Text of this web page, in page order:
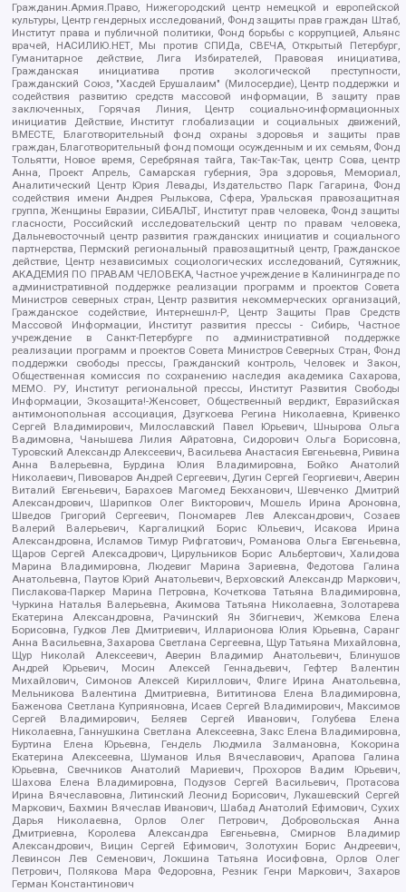
Гражданин.Армия.Право, Нижегородский центр немецкой и европейской
культуры, Центр гендерных исследований, Фонд защиты прав граждан Штаб,
Институт права и публичной политики, Фонд борьбы с коррупцией, Альянс
врачей, НАСИЛИЮ.НЕТ, Мы против СПИДа, СВЕЧА, Открытый Петербург,
Гуманитарное действие, Лига Избирателей, Правовая инициатива,
Гражданская инициатива против экологической преступности,
Гражданский Союз, "Хасдей Ерушалаим" (Милосердие), Центр поддержки и
содействия развитию средств массовой информации, В защиту прав
заключенных, Горячая Линия, Центр социально-информационных
инициатив Действие, Институт глобализации и социальных движений,
ВМЕСТЕ, Благотворительный фонд охраны здоровья и защиты прав
граждан, Благотворительный фонд помощи осужденным и их семьям, Фонд
Тольятти, Новое время, Серебряная тайга, Так-Так-Так, центр Сова, центр
Анна, Проект Апрель, Самарская губерния, Эра здоровья, Мемориал,
Аналитический Центр Юрия Левады, Издательство Парк Гагарина, Фонд
содействия имени Андрея Рылькова, Сфера, Уральская правозащитная
группа, Женщины Евразии, СИБАЛЬТ, Институт прав человека, Фонд защиты
гласности, Российский исследовательский центр по правам человека,
Дальневосточный центр развития гражданских инициатив и социального
партнерства, Пермский региональный правозащитный центр, Гражданское
действие, Центр независимых социологических исследований, Сутяжник,
АКАДЕМИЯ ПО ПРАВАМ ЧЕЛОВЕКА, Частное учреждение в Калининграде по
административной поддержке реализации программ и проектов Совета
Министров северных стран, Центр развития некоммерческих организаций,
Гражданское содействие, Интернешнл-Р, Центр Защиты Прав Средств
Массовой Информации, Институт развития прессы - Сибирь, Частное
учреждение в Санкт-Петербурге по административной поддержке
реализации программ и проектов Совета Министров Северных Стран, Фонд
поддержки свободы прессы, Гражданский контроль, Человек и Закон,
Общественная комиссия по сохранению наследия академика Сахарова,
МЕМО. РУ, Институт региональной прессы, Институт Развития Свободы
Информации, Экозащита!-Женсовет, Общественный вердикт, Евразийская
антимонопольная ассоциация, Дзугкоева Регина Николаевна, Кривенко
Сергей Владимирович, Милославский Павел Юрьевич, Шнырова Ольга
Вадимовна, Чанышева Лилия Айратовна, Сидорович Ольга Борисовна,
Туровский Александр Алексеевич, Васильева Анастасия Евгеньевна, Ривина
Анна Валерьевна, Бурдина Юлия Владимировна, Бойко Анатолий
Николаевич, Пивоваров Андрей Сергеевич, Дугин Сергей Георгиевич, Аверин
Виталий Евгеньевич, Барахоев Магомед Бекханович, Шевченко Дмитрий
Александрович, Шарипков Олег Викторович, Мошель Ирина Ароновна,
Шведов Григорий Сергеевич, Пономарев Лев Александрович, Созаев
Валерий Валерьевич, Каргалицкий Борис Юльевич, Исакова Ирина
Александровна, Исламов Тимур Рифгатович, Романова Ольга Евгеньевна,
Щаров Сергей Алексадрович, Цирульников Борис Альбертович, Халидова
Марина Владимировна, Людевиг Марина Зариевна, Федотова Галина
Анатольевна, Паутов Юрий Анатольевич, Верховский Александр Маркович,
Пислакова-Паркер Марина Петровна, Кочеткова Татьяна Владимировна,
Чуркина Наталья Валерьевна, Акимова Татьяна Николаевна, Золотарева
Екатерина Александровна, Рачинский Ян Збигневич, Жемкова Елена
Борисовна, Гудков Лев Дмитриевич, Илларионова Юлия Юрьевна, Саранг
Анна Васильевна, Захарова Светлана Сергеевна, Щур Татьяна Михайловна,
Щур Николай Алексеевич, Аверин Владимир Анатольевич, Блинушов
Андрей Юрьевич, Мосин Алексей Геннадьевич, Гефтер Валентин
Михайлович, Симонов Алексей Кириллович, Флиге Ирина Анатольевна,
Мельникова Валентина Дмитриевна, Вититинова Елена Владимировна,
Баженова Светлана Куприяновна, Исаев Сергей Владимирович, Максимов
Сергей Владимирович, Беляев Сергей Иванович, Голубева Елена
Николаевна, Ганнушкина Светлана Алексеевна, Закс Елена Владимировна,
Буртина Елена Юрьевна, Гендель Людмила Залмановна, Кокорина
Екатерина Алексеевна, Шуманов Илья Вячеславович, Арапова Галина
Юрьевна, Свечников Анатолий Мариевич, Прохоров Вадим Юрьевич,
Шахова Елена Владимировна, Подузов Сергей Васильевич, Протасова
Ирина Вячеславовна, Литинский Леонид Борисович, Лукашевский Сергей
Маркович, Бахмин Вячеслав Иванович, Шабад Анатолий Ефимович, Сухих
Дарья Николаевна, Орлов Олег Петрович, Добровольская Анна
Дмитриевна, Королева Александра Евгеньевна, Смирнов Владимир
Александрович, Вицин Сергей Ефимович, Золотухин Борис Андреевич,
Левинсон Лев Семенович, Локшина Татьяна Иосифовна, Орлов Олег
Петрович, Полякова Мара Федоровна, Резник Генри Маркович, Захаров
Герман Константинович